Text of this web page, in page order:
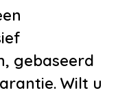
gebaseerd
Wilt u